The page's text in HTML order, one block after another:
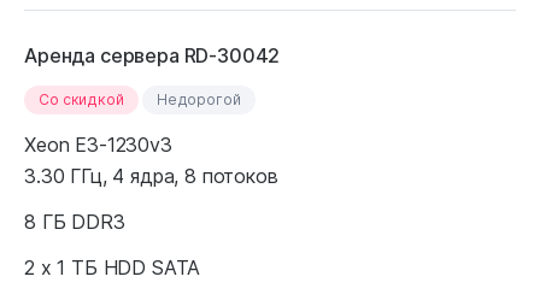
Аренда сервера RD-30042
Cо скидкой Недорогой
Xeon E3-1230v3
3.30 ГГц, 4 ядра, 8 потоков
8 ГБ DDR3
2 x 1 ТБ HDD SATA